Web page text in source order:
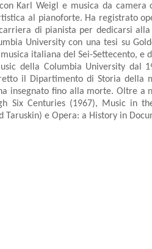
Karl Weigl e musica da camera
al pianoforte. Ha registrato
di pianista per dedicarsi
University con una tesi su
italiana del Sei-Settecento, e
della Columbia University dal
il Dipartimento di Storia della
insegnato fino alla morte. Oltre a
Six Centuries (1967), Music in
Taruskin) e Opera: a History in